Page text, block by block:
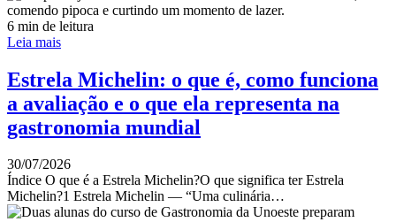
6 min de leitura
Leia mais
Estrela Michelin: o que é, como funciona
a avaliação e o que ela representa na
gastronomia mundial
30/07/2026
Índice O que é a Estrela Michelin?O que significa ter Estrela
Michelin?1 Estrela Michelin — “Uma culinária…